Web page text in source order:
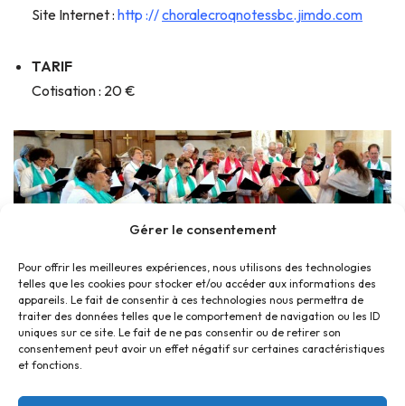
Gérer le consentement
Pour offrir les meilleures expériences, nous utilisons des technologies
telles que les cookies pour stocker et/ou accéder aux informations des
appareils. Le fait de consentir à ces technologies nous permettra de
traiter des données telles que le comportement de navigation ou les ID
uniques sur ce site. Le fait de ne pas consentir ou de retirer son
consentement peut avoir un effet négatif sur certaines caractéristiques
et fonctions.
Site Internet : http ://choralecroqnotessbc.jimdo.com
TARIF
Cotisation : 20 €